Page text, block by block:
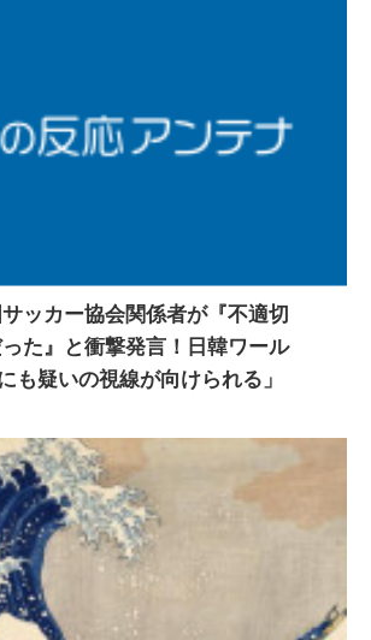
ッカー協会関係者が『不適切
た』と衝撃発言！日韓ワール
も疑いの視線が向けられる」